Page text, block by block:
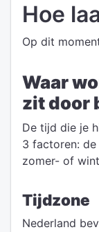
Hoe
Op dit
Waar
zit door
De tijd die je
3 factoren:
zomer- of
Tijdzone
Nederland